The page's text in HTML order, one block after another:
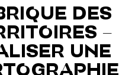
DES
–
UNE